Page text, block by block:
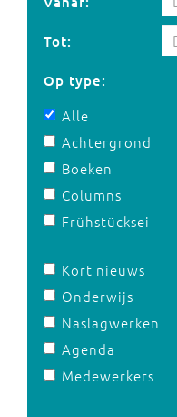
Tot:
Op type:
Alle
Achtergrond
Boeken
Columns
Frühstücksei
Kort nieuws
Onderwijs
Naslagwerken
Agenda
Medewerkers